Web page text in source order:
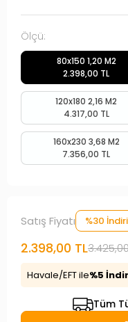
Ölçü:
80x150 1,20 M2
2.398,00 TL
120x180 2,16 M2
4.317,00 TL
160x230 3,68 M2
7.356,00 TL
Satış Fiyatı %30
2.398,00 TL
Havale/EFT ile%5
Tüm